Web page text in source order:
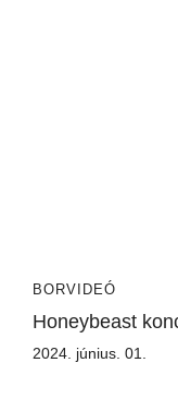
BORVIDEÓ
Honeybeast
2024. június. 01.